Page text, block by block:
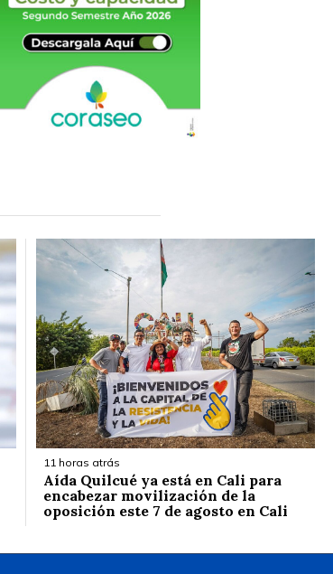
11 horas atrás
Aída Quilcué ya está en Cali para
encabezar movilización de la
oposición este 7 de agosto en Cali